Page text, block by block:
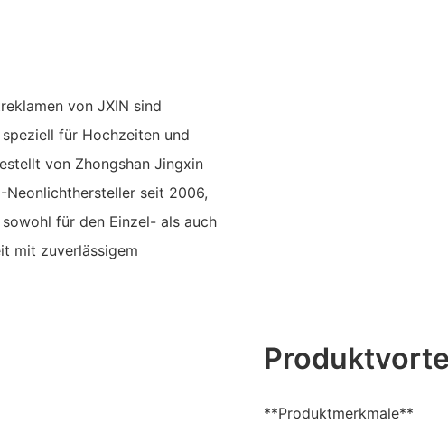
von JXIN sind
für Hochzeiten und
von Zhongshan Jingxin
Neonlichthersteller seit 2006,
für den Einzel- als auch
mit zuverlässigem
**Produktmerkmale**